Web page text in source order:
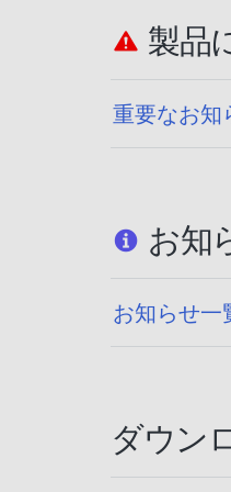
製品
重要なお知
お知
お知らせ一
ダウン